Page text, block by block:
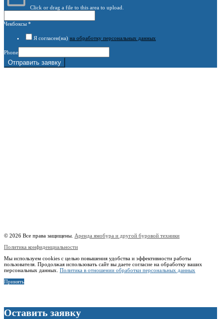
Click or drag a file to this area to upload.
Чекбоксы *
Я согласен(на) на обработку персональных данных
Phone
Отправить заявку
© 2026 Все права защищены. Аренда ямобура и другой буровой техники
Политика конфиденциальности
Мы используем cookies с целью повышения удобства и эффективности работы
пользователя. Продолжая использовать сайт вы даете согласие на обработку ваших
персональных данных. Политика в отношении обработки персональных данных
Принять
Оставить заявку